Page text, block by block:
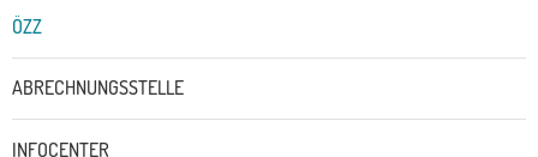
ÖZZ
ABRECHNUNGSSTELLE
INFOCENTER